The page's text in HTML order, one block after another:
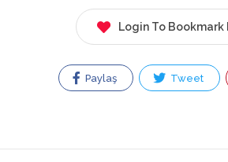
Login To Bookmark
Paylaş Tweet